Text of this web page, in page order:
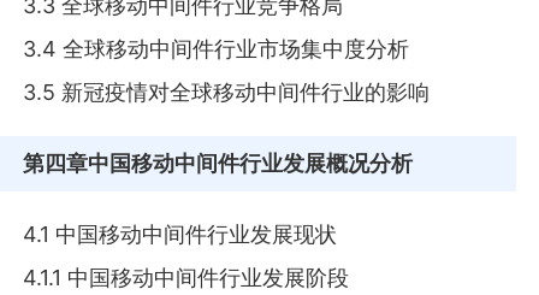
3.3 全球移动中间件行业竞争格局
3.4 全球移动中间件行业市场集中度分析
3.5 新冠疫情对全球移动中间件行业的影响
第四章中国移动中间件行业发展概况分析
4.1 中国移动中间件行业发展现状
4.1.1 中国移动中间件行业发展阶段